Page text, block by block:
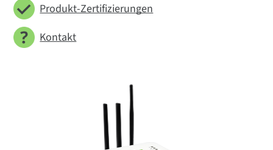
Produkt-Zertifizierungen
Kontakt